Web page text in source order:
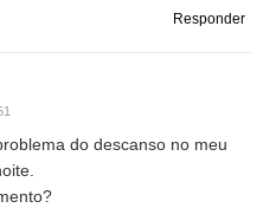
Responder
do descanso no meu